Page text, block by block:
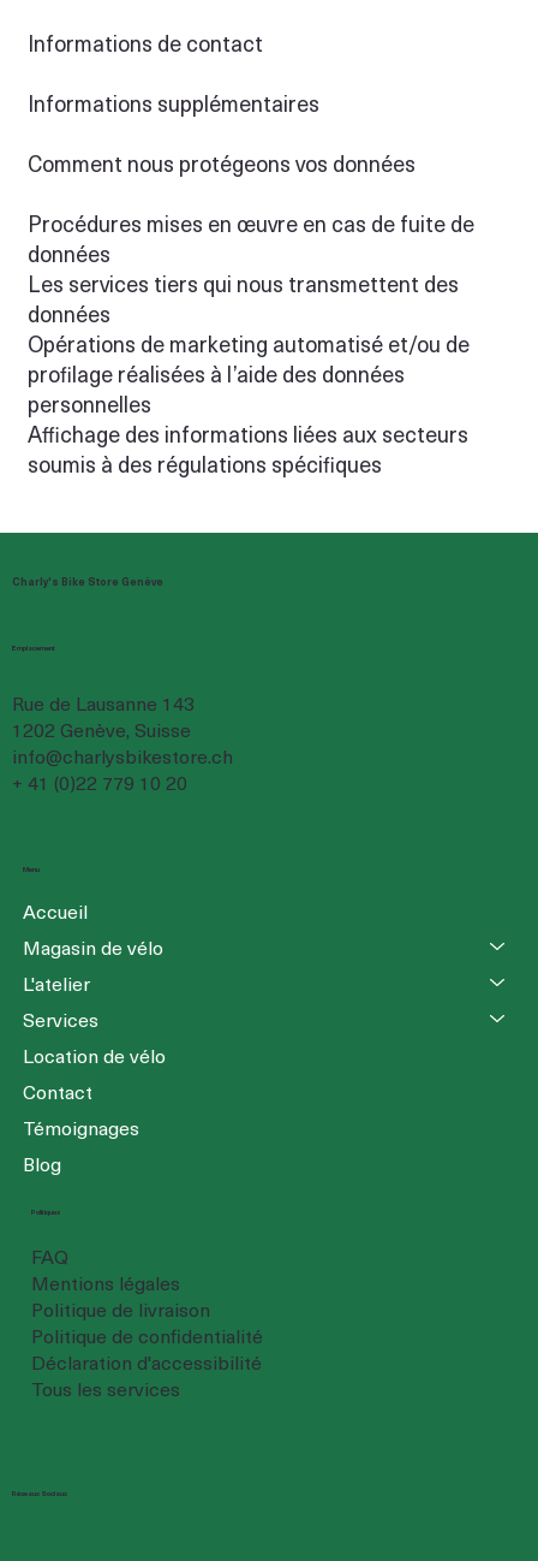
Informations de contact
Informations supplémentaires
Comment nous protégeons vos données
Procédures mises en œuvre en cas de fuite de
données
Les services tiers qui nous transmettent des
données
Opérations de marketing automatisé et/ou de
profilage réalisées à l’aide des données
personnelles
Affichage des informations liées aux secteurs
soumis à des régulations spécifiques
Charly's Bike Store Genève
Emplacement
Rue de Lausanne 143
1202 Genève, Suisse
info@charlysbikestore.ch
+ 41 (0)22 779 10 20
Menu
Accueil
Magasin de vélo
L'atelier
Services
Location de vélo
Contact
Témoignages
Blog
Politiques
FAQ
Mentions légales
Politique de livraison
Politique de confidentialité
Déclaration d'accessibilité
Tous les services
Réseaux Sociaux